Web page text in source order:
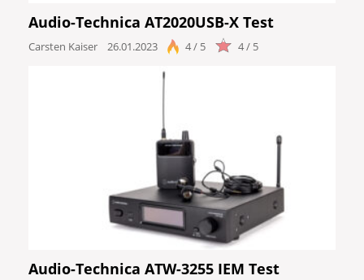
Audio-Technica AT2020USB-X Test
Carsten Kaiser 26.01.2023 4 / 5 4 / 5
Audio-Technica ATW-3255 IEM Test